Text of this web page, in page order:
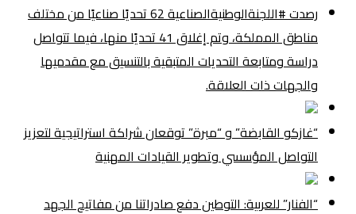
رصدت #اللجنةالوطنيةالصناعية 62 تحديًا صناعيًا من مختلف
مناطق المملكة، وتم إغلاق 41 تحديًا منها، فيما تتواصل
دراسة ومتابعة التحديات المتبقية بالتنسيق مع مقدميها
والجهات ذات العلاقة.
“غازكو القابضة” و “مبرة” توقعان شراكة استراتيجية لتعزيز
التواصل المؤسسي وتطوير القيادات المهنية
“الفنار” للعربية: التوطين دفع صادراتنا من مفاتيح الجهد